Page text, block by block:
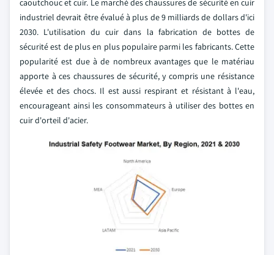
caoutchouc et cuir. Le marché des chaussures de sécurité en cuir
industriel devrait être évalué à plus de 9 milliards de dollars d'ici
2030. L'utilisation du cuir dans la fabrication de bottes de
sécurité est de plus en plus populaire parmi les fabricants. Cette
popularité est due à de nombreux avantages que le matériau
apporte à ces chaussures de sécurité, y compris une résistance
élevée et des chocs. Il est aussi respirant et résistant à l'eau,
encourageant ainsi les consommateurs à utiliser des bottes en
cuir d'orteil d'acier.